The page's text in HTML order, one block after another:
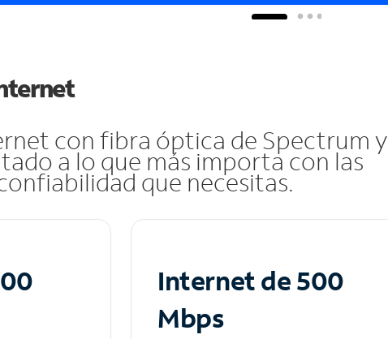
con fibra óptica de Spectrum y
a lo que más importa con las
que necesitas.
Internet de 500
Mbps